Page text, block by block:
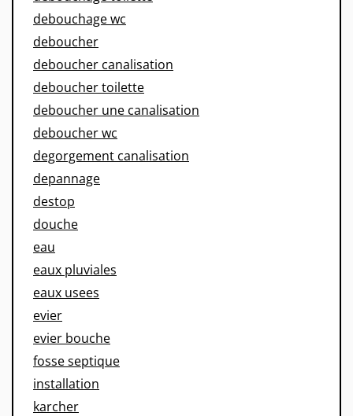
debouchage wc
deboucher
deboucher canalisation
deboucher toilette
deboucher une canalisation
deboucher wc
degorgement canalisation
depannage
destop
douche
eau
eaux pluviales
eaux usees
evier
evier bouche
fosse septique
installation
karcher